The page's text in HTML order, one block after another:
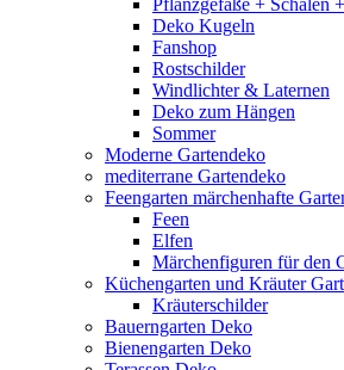
Pflanzgefäße + Schalen
Deko Kugeln
Fanshop
Rostschilder
Windlichter & Laternen
Deko zum Hängen
Sommer
Moderne Gartendeko
mediterrane Gartendeko
Feengarten märchenhafte
Feen
Elfen
Märchenfiguren für den
Küchengarten und Kräuter
Kräuterschilder
Bauerngarten Deko
Bienengarten Deko